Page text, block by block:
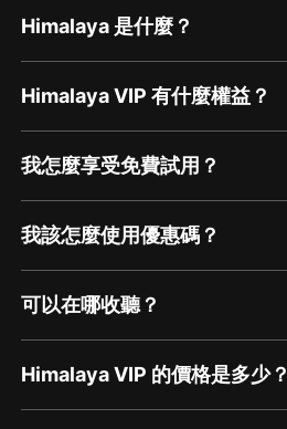
Himalaya 是什麼？
Himalaya VIP 有什麼權益？
我怎麼享受免費試用？
我該怎麼使用優惠碼？
可以在哪收聽？
Himalaya VIP 的價格是多少？